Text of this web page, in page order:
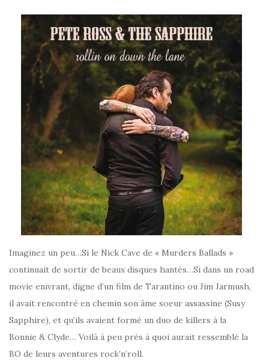
Imaginez un peu…Si le Nick Cave de « Murders Ballads »
continuait de sortir de beaux disques hantés…Si dans un road
movie enivrant, digne d’un film de Tarantino ou Jim Jarmush,
il avait rencontré en chemin son âme soeur assassine (Susy
Sapphire), et qu’ils avaient formé un duo de killers à la
Bonnie & Clyde… Voilà à peu près à quoi aurait ressemblé la
BO de leurs aventures rock’n’roll.